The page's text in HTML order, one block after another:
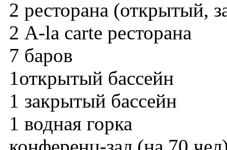
2 ресторана (открытый,
2 A-la carte ресторана
7 баров
1открытый бассейн
1 закрытый бассейн
1 водная горка